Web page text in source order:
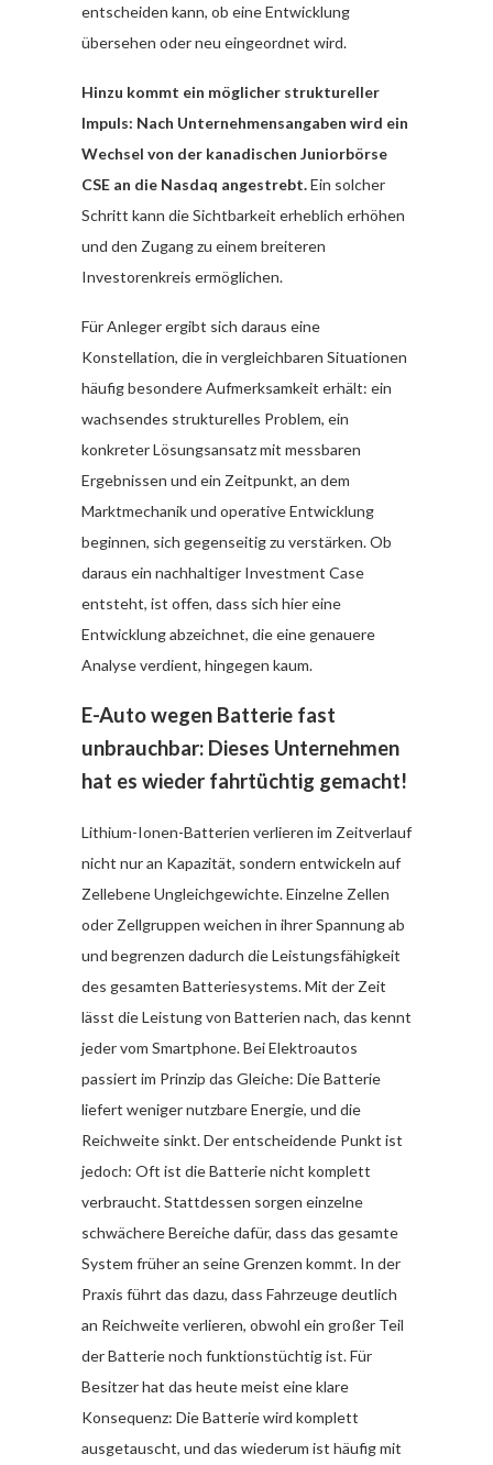
entscheiden kann, ob eine Entwicklung
übersehen oder neu eingeordnet wird.
Hinzu kommt ein möglicher struktureller
Impuls: Nach Unternehmensangaben wird ein
Wechsel von der kanadischen Juniorbörse
CSE an die Nasdaq angestrebt.Ein solcher
Schritt kann die Sichtbarkeit erheblich erhöhen
und den Zugang zu einem breiteren
Investorenkreis ermöglichen.
Für Anleger ergibt sich daraus eine
Konstellation, die in vergleichbaren Situationen
häufig besondere Aufmerksamkeit erhält: ein
wachsendes strukturelles Problem, ein
konkreter Lösungsansatz mit messbaren
Ergebnissen und ein Zeitpunkt, an dem
Marktmechanik und operative Entwicklung
beginnen, sich gegenseitig zu verstärken. Ob
daraus ein nachhaltiger Investment Case
entsteht, ist offen, dass sich hier eine
Entwicklung abzeichnet, die eine genauere
Analyse verdient, hingegen kaum.
E-Auto wegen Batterie fast
unbrauchbar: Dieses Unternehmen
hat es wieder fahrtüchtig gemacht!
Lithium-Ionen-Batterien verlieren im Zeitverlauf
nicht nur an Kapazität, sondern entwickeln auf
Zellebene Ungleichgewichte. Einzelne Zellen
oder Zellgruppen weichen in ihrer Spannung ab
und begrenzen dadurch die Leistungsfähigkeit
des gesamten Batteriesystems. Mit der Zeit
lässt die Leistung von Batterien nach, das kennt
jeder vom Smartphone. Bei Elektroautos
passiert im Prinzip das Gleiche: Die Batterie
liefert weniger nutzbare Energie, und die
Reichweite sinkt. Der entscheidende Punkt ist
jedoch: Oft ist die Batterie nicht komplett
verbraucht. Stattdessen sorgen einzelne
schwächere Bereiche dafür, dass das gesamte
System früher an seine Grenzen kommt. In der
Praxis führt das dazu, dass Fahrzeuge deutlich
an Reichweite verlieren, obwohl ein großer Teil
der Batterie noch funktionstüchtig ist. Für
Besitzer hat das heute meist eine klare
Konsequenz: Die Batterie wird komplett
ausgetauscht, und das wiederum ist häufig mit